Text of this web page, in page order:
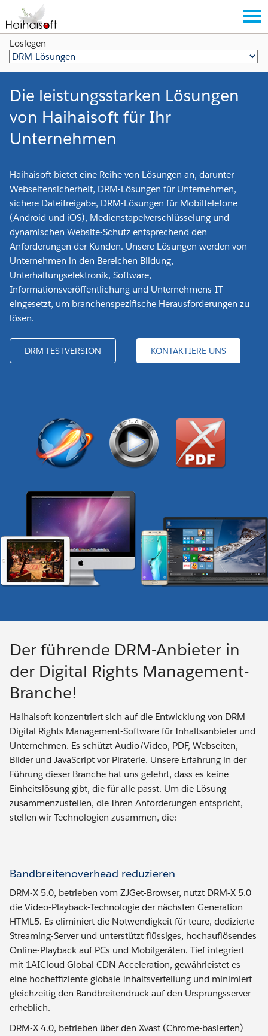
Loslegen
Die leistungsstarken Lösungen
von Haihaisoft für Ihr
Unternehmen
Haihaisoft bietet eine Reihe von Lösungen an, darunter
Webseitensicherheit, DRM-Lösungen für Unternehmen,
sichere Dateifreigabe, DRM-Lösungen für Mobiltelefone
(Android und iOS), Medienstapelverschlüsselung und
dynamischen Website-Schutz entsprechend den
Anforderungen der Kunden. Unsere Lösungen werden von
Unternehmen in den Bereichen Bildung,
Unterhaltungselektronik, Software,
Informationsveröffentlichung und Unternehmens-IT
eingesetzt, um branchenspezifische Herausforderungen zu
lösen.
DRM-TESTVERSION KONTAKTIERE UNS
Der führende DRM-Anbieter in
der Digital Rights Management-
Branche!
Haihaisoft konzentriert sich auf die Entwicklung von DRM
Digital Rights Management-Software für Inhaltsanbieter und
Unternehmen. Es schützt Audio/Video, PDF, Webseiten,
Bilder und JavaScript vor Piraterie. Unsere Erfahrung in der
Führung dieser Branche hat uns gelehrt, dass es keine
Einheitslösung gibt, die für alle passt. Um die Lösung
zusammenzustellen, die Ihren Anforderungen entspricht,
stellen wir Technologien zusammen, die:
Bandbreitenoverhead reduzieren
DRM-X 5.0, betrieben vom ZJGet-Browser, nutzt DRM-X 5.0
die Video-Playback-Technologie der nächsten Generation
HTML5. Es eliminiert die Notwendigkeit für teure, dedizierte
Streaming-Server und unterstützt flüssiges, hochauflösendes
Online-Playback auf PCs und Mobilgeräten. Tief integriert
mit 1AICloud Global CDN Acceleration, gewährleistet es
eine hocheffiziente globale Inhaltsverteilung und minimiert
gleichzeitig den Bandbreitendruck auf den Ursprungsserver
erheblich.
DRM-X 4.0, betrieben über den Xvast (Chrome-basierten)